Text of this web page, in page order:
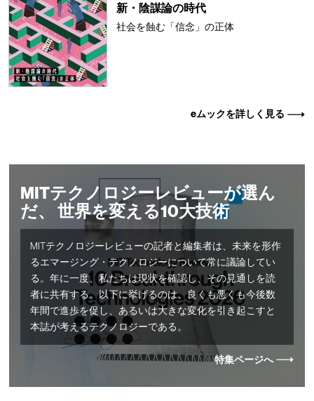
新・陰謀論の時代
社会を蝕む「信念」の正体
eムックを詳しく見る
MITテクノロジーレビューが選ん
だ、 世界を変える10大技術
MITテクノロジーレビューの記者と編集者は、未来を形作
るエマージング・テクノロジーについて常に議論してい
る。年に一度、私たちは現状を確認し、その見通しを読
者に共有する。以下に挙げるのは、良くも悪くも今後数
年間で進歩を促し、あるいは大きな変化を引き起こすと
本誌が考えるテクノロジーである。
特集ページへ